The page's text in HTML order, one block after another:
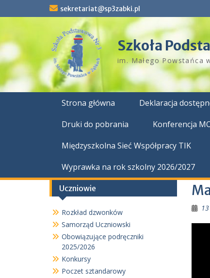
to
sekretariat@sp3zabki.pl
Szkoła
im. Małego Powstańca
Strona główna Deklaracja
Druki do pobrania
Konferencja
Międzyszkolna Sieć Współpracy TIK
Wyprawka na rok szkolny 2026/2027
Uczniowie
Rozkład dzwonków
Samorząd Uczniowski
Obowiązujące podręczniki
2025/2026
Konkursy
Poczet sztandarowy